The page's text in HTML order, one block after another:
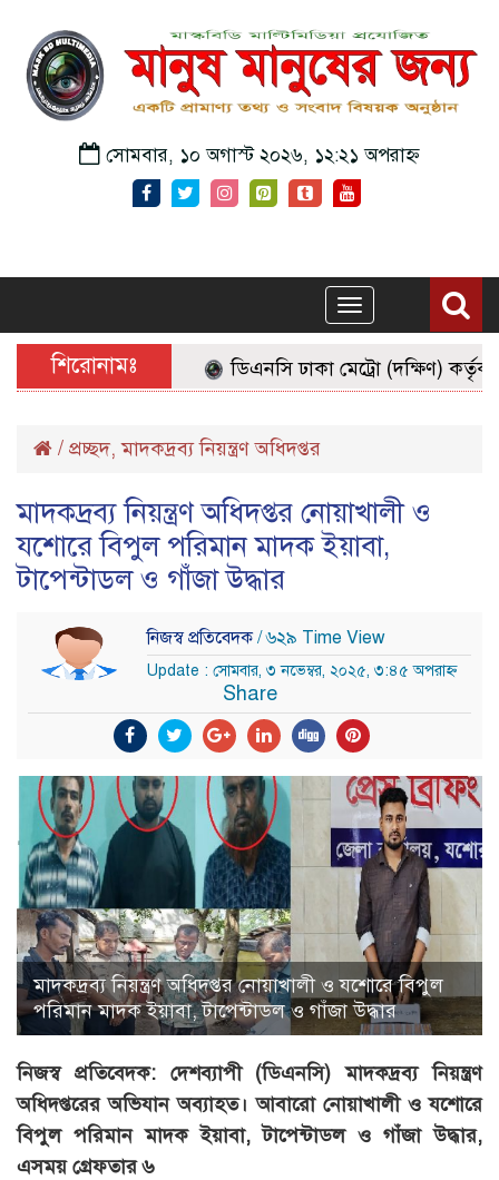
সোমবার, ১০ অগাস্ট ২০২৬, ১২:২১ অপরাহ্ন
Toggle
navigation
শিরোনামঃ ডিএনসি ঢাকা মেট্রো (দক্ষিণ) কর্তৃক
/ প্রচ্ছদ,মাদকদ্রব্য নিয়ন্ত্রণ অধিদপ্তর
মাদকদ্রব্য নিয়ন্ত্রণ অধিদপ্তর নোয়াখালী ও
যশোরে বিপুল পরিমান মাদক ইয়াবা,
টাপেন্টাডল ও গাঁজা উদ্ধার
নিজস্ব প্রতিবেদক/ ৬২৯ Time View
Update : সোমবার, ৩ নভেম্বর, ২০২৫, ৩:৪৫ অপরাহ্ন
Share
মাদকদ্রব্য নিয়ন্ত্রণ অধিদপ্তর নোয়াখালী ও যশোরে বিপুল
পরিমান মাদক ইয়াবা, টাপেন্টাডল ও গাঁজা উদ্ধার
নিজস্ব প্রতিবেদক: দেশব্যাপী (ডিএনসি) মাদকদ্রব্য নিয়ন্ত্রণ
অধিদপ্তরের অভিযান অব্যাহত। আবারো নোয়াখালী ও যশোরে
বিপুল পরিমান মাদক ইয়াবা, টাপেন্টাডল ও গাঁজা উদ্ধার,
এসময় গ্রেফতার ৬